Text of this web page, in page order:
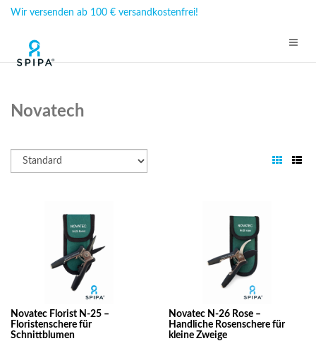
Wir versenden ab 100 € versandkostenfrei!
Novatech
Novatec Florist N-25 –
Floristenschere für
Schnittblumen
Novatec N-26 Rose –
Handliche Rosenschere für
kleine Zweige